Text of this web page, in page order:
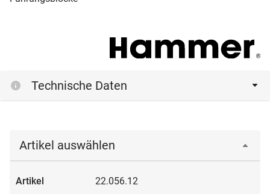
Technische Daten
Artikel auswählen
22.056.12